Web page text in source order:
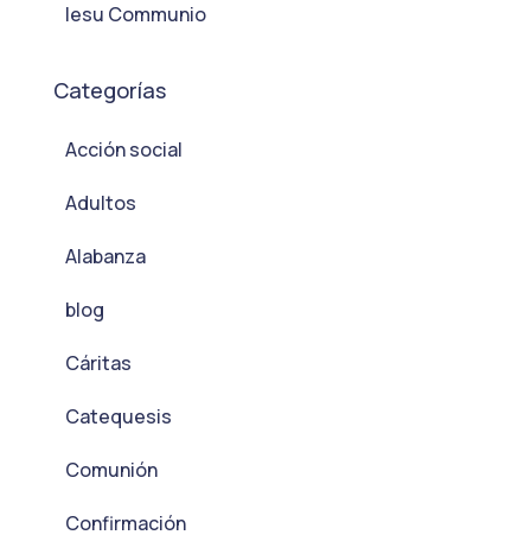
Iesu Communio
Categorías
Acción social
Adultos
Alabanza
blog
Cáritas
Catequesis
Comunión
Confirmación